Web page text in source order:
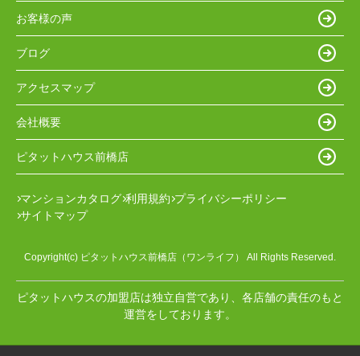
お客様の声
ブログ
アクセスマップ
会社概要
ピタットハウス前橋店
マンションカタログ 利用規約 プライバシーポリシー
サイトマップ
Copyright(c) ピタットハウス前橋店（ワンライフ） All Rights Reserved.
ピタットハウスの加盟店は独立自営であり、各店舗の責任のもと
運営をしております。